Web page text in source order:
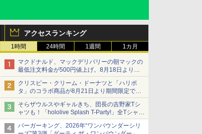
アクセスランキング
1時間 24時間 1週間 1カ月
マクドナルド、マックデリバリーの朝マックの
最低注文料金が500円値上げ。8月18日より
1,500円から受付
クリスピー・クリーム・ドーナツと「ハリポ
タ」のコラボ商品が8月21日より期間限定で発
売
組分け帽子ドーナツなど見た目も楽しい商品が
登場
そらザウルスやギャルきち、団長の吉野家Tシ
ャツも！「hololive Splash T-Party!」全Tシャツ
ラインナップ公開＆オンライン販売開始
バーガーキング、2026年“ワンパウンダーシリ